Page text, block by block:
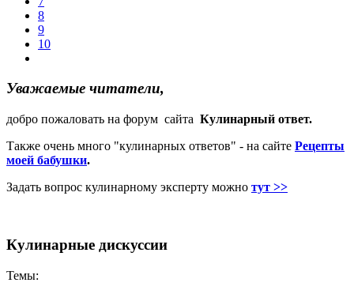
8
9
10
Уважаемые читатели,
добро пожаловать на форум сайта Кулинарный ответ.
Также очень много "кулинарных ответов" - на сайте Рецепты
моей бабушки.
Задать вопрос кулинарному эксперту можно тут >>
Кулинарные дискуссии
Темы: